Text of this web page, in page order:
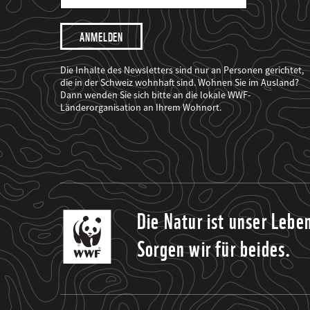
Mail
Adresse
Ich
möchte,
dass
der
WWF
mich
über
seine
Projekte
informiert.
Die Inhalte des Newsletters sind nur an Personen gerichtet,
die in der Schweiz wohnhaft sind. Wohnen Sie im Ausland?
Dann wenden Sie sich bitte an die lokale WWF-
Länderorganisation an Ihrem Wohnort.
Die Natur ist unser
Sorgen wir für beides.